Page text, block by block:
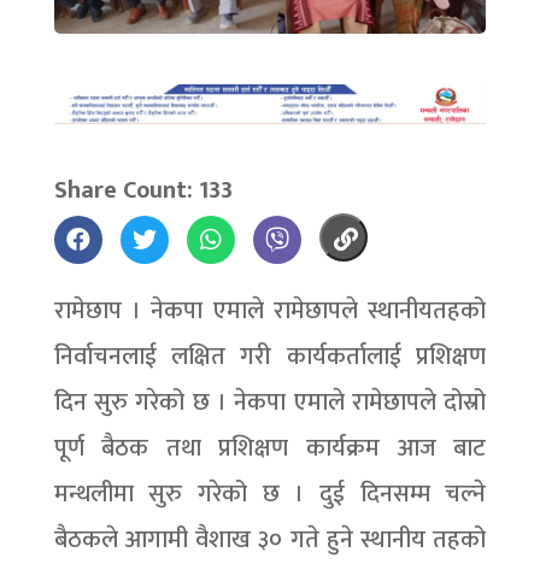
Share Count: 133
रामेछाप । नेकपा एमाले रामेछापले स्थानीयतहको
निर्वाचनलाई लक्षित गरी कार्यकर्तालाई प्रशिक्षण
दिन सुरु गरेको छ । नेकपा एमाले रामेछापले दोस्रो
पूर्ण बैठक तथा प्रशिक्षण कार्यक्रम आज बाट
मन्थलीमा सुरु गरेको छ । दुई दिनसम्म चल्ने
बैठकले आगामी वैशाख ३० गते हुने स्थानीय तहको